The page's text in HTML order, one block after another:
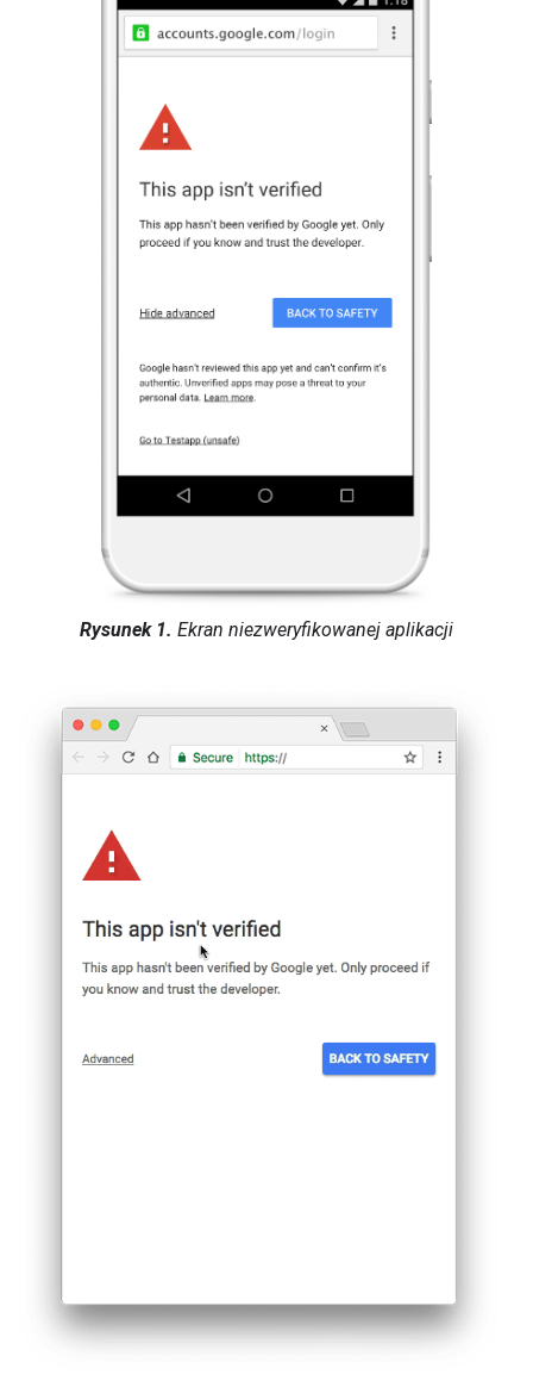
Rysunek 1. Ekran niezweryfikowanej aplikacji